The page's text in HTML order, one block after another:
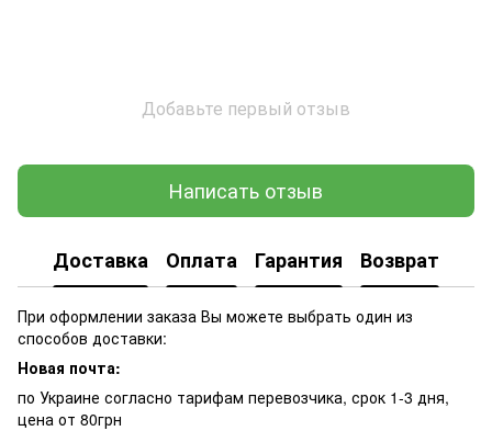
Добавьте первый отзыв
Написать отзыв
Доставка Оплата Гарантия Возврат
При оформлении заказа Вы можете выбрать один из
способов доставки:
Новая почта:
по Украине согласно тарифам перевозчика, срок 1-3 дня,
цена от 80грн